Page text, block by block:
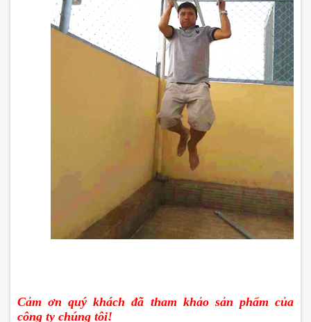
Cảm ơn quý khách đã tham khảo sản phẩm của
công ty chúng tôi!